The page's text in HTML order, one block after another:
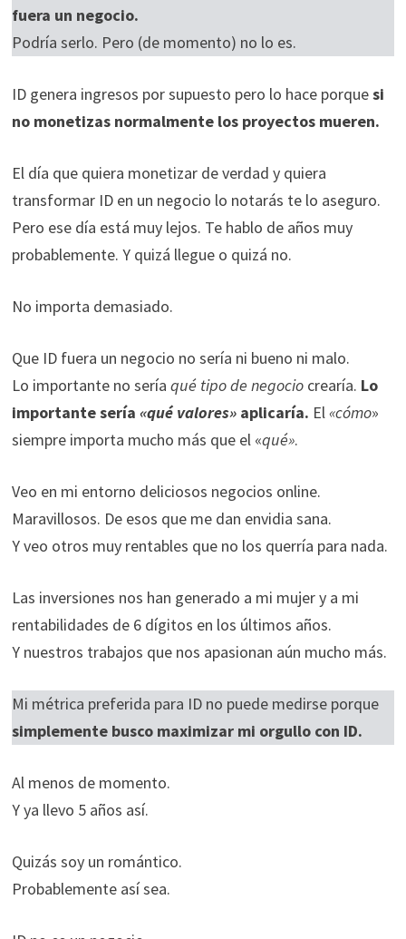
fuera un negocio.
Podría serlo. Pero (de momento) no lo es.
ID genera ingresos por supuesto pero lo hace porquesi
no monetizas normalmente los proyectos mueren.
El día que quiera monetizar de verdad y quiera
transformar ID en un negocio lo notarás te lo aseguro.
Pero ese día está muy lejos. Te hablo de años muy
probablemente. Y quizá llegue o quizá no.
No importa demasiado.
Que ID fuera un negocio no sería ni bueno ni malo.
Lo importante no sería qué tipo de negociocrearía. Lo
importante sería «qué valores»aplicaría. El«cómo»
siempre importa mucho más que el «qué».
Veo en mi entorno deliciosos negocios online.
Maravillosos. De esos que me dan envidia sana.
Y veo otros muy rentables que no los querría para nada.
Las inversiones nos han generado a mi mujer y a mi
rentabilidades de 6 dígitos en los últimos años.
Y nuestros trabajos que nos apasionan aún mucho más.
Mi métrica preferida para ID no puede medirse porque
simplemente busco maximizar mi orgullo con ID.
Al menos de momento.
Y ya llevo 5 años así.
Quizás soy un romántico.
Probablemente así sea.